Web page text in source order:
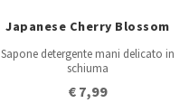
Japanese Cherry Blossom
Sapone detergente mani delicato in
schiuma
€ 7,99